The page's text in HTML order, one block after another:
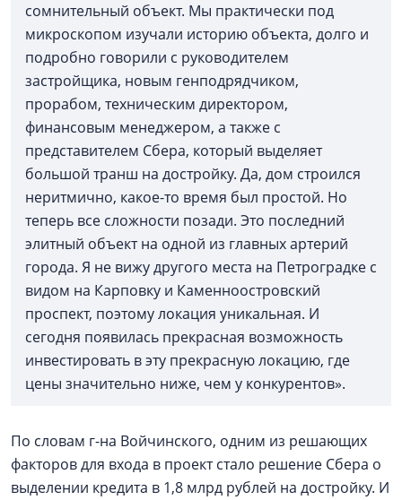
сомнительный объект. Мы практически под
микроскопом изучали историю объекта, долго и
подробно говорили с руководителем
застройщика, новым генподрядчиком,
прорабом, техническим директором,
финансовым менеджером, а также с
представителем Сбера, который выделяет
большой транш на достройку. Да, дом строился
неритмично, какое-то время был простой. Но
теперь все сложности позади. Это последний
элитный объект на одной из главных артерий
города. Я не вижу другого места на Петроградке с
видом на Карповку и Каменноостровский
проспект, поэтому локация уникальная. И
сегодня появилась прекрасная возможность
инвестировать в эту прекрасную локацию, где
цены значительно ниже, чем у конкурентов».
По словам г-на Войчинского, одним из решающих
факторов для входа в проект стало решение Сбера о
выделении кредита в 1,8 млрд рублей на достройку. И